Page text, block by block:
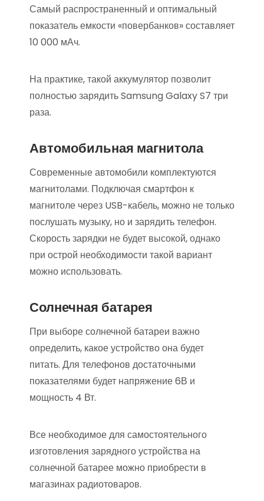
Самый распространенный и оптимальный
показатель емкости «повербанков» составляет
10 000 мАч.
На практике, такой аккумулятор позволит
полностью зарядить Samsung Galaxy S7 три
раза.
Автомобильная магнитола
Современные автомобили комплектуются
магнитолами. Подключая смартфон к
магнитоле через USB-кабель, можно не только
послушать музыку, но и зарядить телефон.
Скорость зарядки не будет высокой, однако
при острой необходимости такой вариант
можно использовать.
Солнечная батарея
При выборе солнечной батареи важно
определить, какое устройство она будет
питать. Для телефонов достаточными
показателями будет напряжение 6В и
мощность 4 Вт.
Все необходимое для самостоятельного
изготовления зарядного устройства на
солнечной батарее можно приобрести в
магазинах радиотоваров.